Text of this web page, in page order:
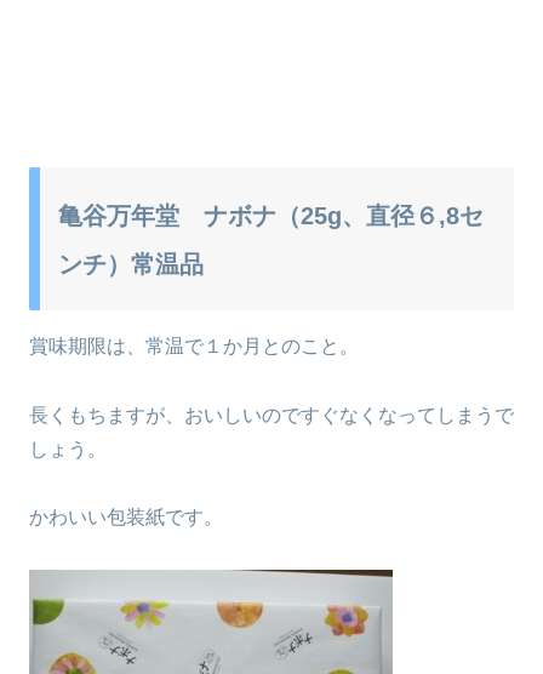
亀谷万年堂 ナボナ（25g、直径６,8セ
ンチ）常温品
賞味期限は、常温で１か月とのこと。
長くもちますが、おいしいのですぐなくなってしまうで
しょう。
かわいい包装紙です。